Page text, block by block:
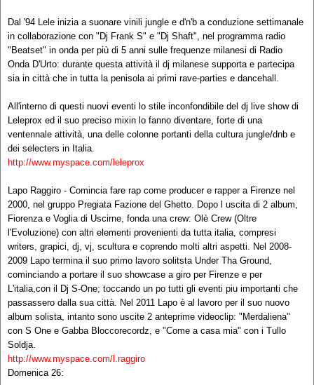
Dal '94 Lele inizia a suonare vinili jungle e d'n'b a conduzione settimanale
in collaborazione con "Dj Frank S" e "Dj Shaft", nel programma radio
"Beatset" in onda per più di 5 anni sulle frequenze milanesi di Radio
Onda D'Urto: durante questa attività il dj milanese supporta e partecipa
sia in città che in tutta la penisola ai primi rave-parties e dancehall.
All'interno di questi nuovi eventi lo stile inconfondibile del dj live show di
Leleprox ed il suo preciso mixin lo fanno diventare, forte di una
ventennale attività, una delle colonne portanti della cultura jungle/dnb e
dei selecters in Italia.
http://www.myspace.com/leleprox
Lapo Raggiro - Comincia fare rap come producer e rapper a Firenze nel
2000, nel gruppo Pregiata Fazione del Ghetto. Dopo l uscita di 2 album,
Fiorenza e Voglia di Uscirne, fonda una crew: Olè Crew (Oltre
l'Evoluzione) con altri elementi provenienti da tutta italia, compresi
writers, grapici, dj, vj, scultura e coprendo molti altri aspetti. Nel 2008-
2009 Lapo termina il suo primo lavoro solitsta Under Tha Ground,
cominciando a portare il suo showcase a giro per Firenze e per
L'italia,con il Dj S-One; toccando un po tutti gli eventi piu importanti che
passassero dalla sua città. Nel 2011 Lapo è al lavoro per il suo nuovo
album solista, intanto sono uscite 2 anteprime videoclip: "Merdaliena"
con S One e Gabba Bloccorecordz, e "Come a casa mia" con i Tullo
Soldja.
http://www.myspace.com/l.raggiro
Domenica 26: